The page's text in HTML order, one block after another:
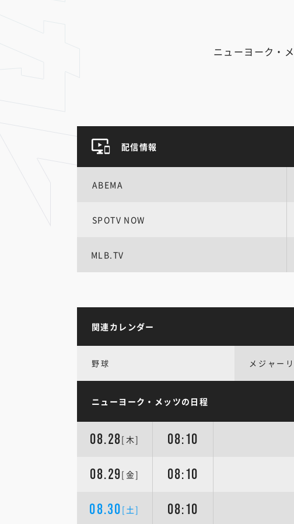
ニューヨーク・
配信情報
ABEMA
SPOTV NOW
MLB.TV
関連カレンダー
野球 メジャー
ニューヨーク・メッツの日程
08.28[木] 08:10
08.29[金] 08:10
08.30 [土] 08:10